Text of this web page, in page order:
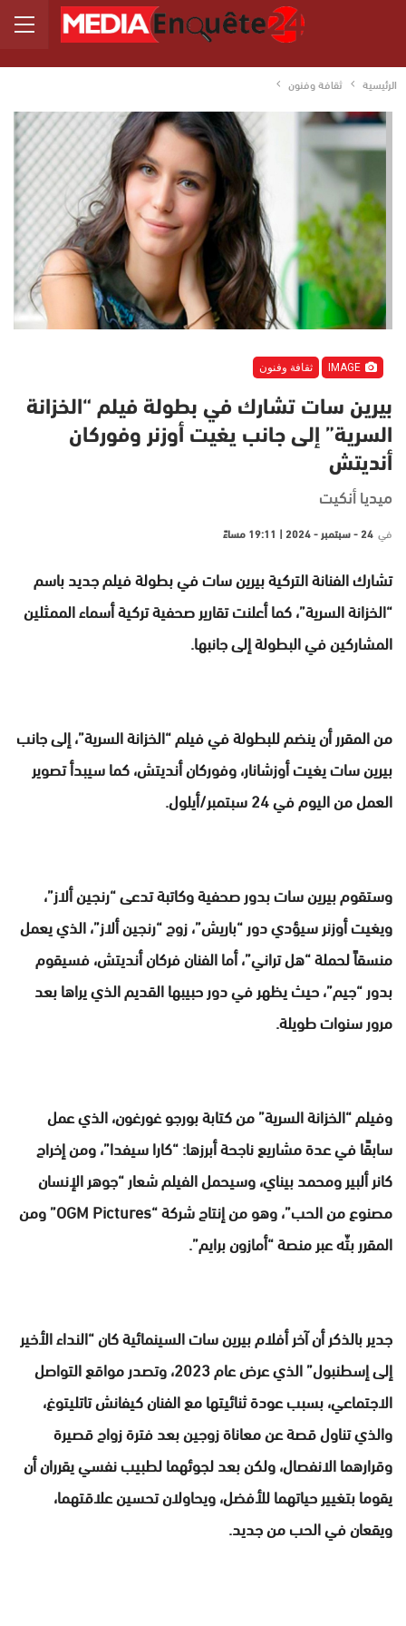
الرئيسية ثقافة وفنون
ثقافة وفنون
بيرين سات تشارك في بطولة فيلم “الخزانة
السرية” إلى جانب يغيت أوزنر وفوركان
أنديتش
ميديا أنكيت
في 24 - سبتمبر - 2024 | 19:11 مساءً
تشارك الفنانة التركية بيرين سات في بطولة فيلم جديد باسم
“الخزانة السرية”، كما أعلنت تقارير صحفية تركية أسماء الممثلين
المشاركين في البطولة إلى جانبها.
من المقرر أن ينضم للبطولة في فيلم “الخزانة السرية”، إلى جانب
بيرين سات يغيت أوزشانار، وفوركان أنديتش، كما سيبدأ تصوير
العمل من اليوم في 24 سبتمبر/أيلول.
وستقوم بيرين سات بدور صحفية وكاتبة تدعى “رنجين ألاز”،
ويغيت أوزنر سيؤدي دور “باريش”، زوج “رنجين ألاز”، الذي يعمل
منسقاً لحملة “هل تراني”، أما الفنان فركان أنديتش، فسيقوم
بدور “جيم”، حيث يظهر في دور حبيبها القديم الذي يراها بعد
مرور سنوات طويلة.
وفيلم “الخزانة السرية” من كتابة بورجو غورغون، الذي عمل
سابقًا في عدة مشاريع ناجحة أبرزها: “كارا سيفدا”، ومن إخراج
كانر ألبير ومحمد بيناي، ‏وسيحمل الفيلم شعار “جوهر الإنسان
مصنوع من الحب”، وهو من إنتاج شركة “OGM Pictures” ومن
المقرر بثّه عبر منصة “أمازون برايم”.
جدير بالذكر أن آخر أفلام بيرين سات السينمائية كان “النداء الأخير
إلى إسطنبول” الذي عرض عام 2023، وتصدر مواقع التواصل
الاجتماعي، بسبب عودة ثنائيتها مع الفنان كيفانش تاتليتوغ،
والذي تناول قصة عن معاناة زوجين بعد فترة زواج قصيرة
وقرارهما الانفصال، ولكن بعد لجوئهما لطبيب نفسي يقرران أن
يقوما بتغيير حياتهما للأفضل، ويحاولان تحسين علاقتهما،
ويقعان في الحب من جديد.